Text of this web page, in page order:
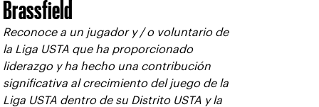
Brassfield
Reconoce a un jugador y / o voluntario de
la Liga USTA que ha proporcionado
liderazgo y ha hecho una contribución
significativa al crecimiento del juego de la
Liga USTA dentro de su Distrito USTA y la